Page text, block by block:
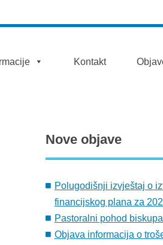
Kontakt
Nove objave
Polugodišnji izvještaj o
financijskog plana za
Pastoralni pohod
Objava informacija o